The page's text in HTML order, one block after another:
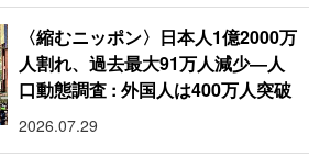
〈縮むニッポン〉日本人1億2000万
人割れ、過去最大91万人減少―人
口動態調査 : 外国人は400万人突破
2026.07.29